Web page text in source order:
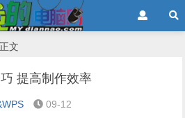
正文
提高制作效率
09-12